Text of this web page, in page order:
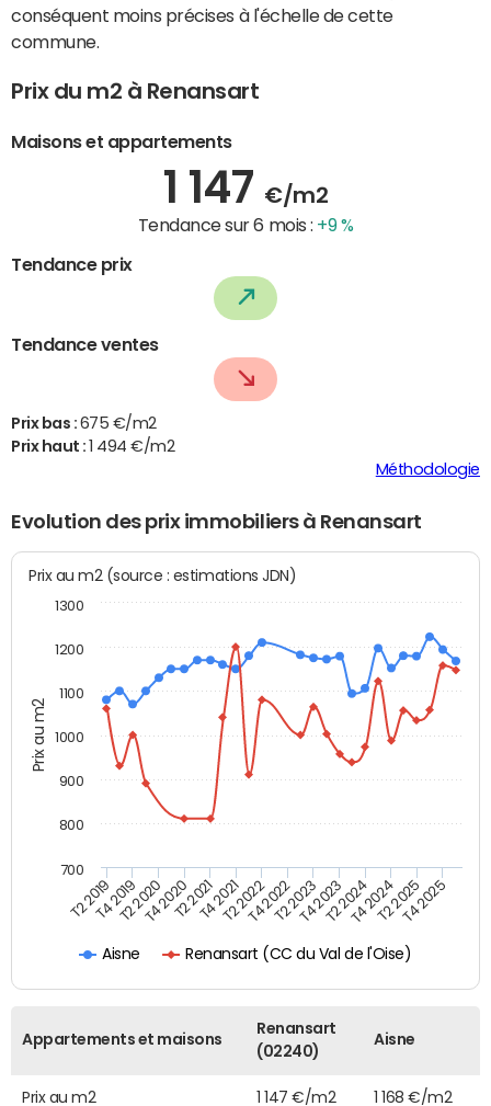
conséquent moins précises à l'échelle de cette
commune.
Prix du m2 à Renansart
Maisons et appartements
1 147 €/m2
Tendance sur 6 mois : +9 %
Tendance prix
Tendance ventes
Prix bas : 675 €/m2
Prix haut :
1 494 €/m2
Méthodologie
Evolution des prix immobiliers à Renansart
Prix au m2
Prix au m2 (source : estimations JDN)
Aisne Renansart (CC du Val de l'Oise)
T2 2019T4 2019T2 2020T4 2020T2 2021T4 2021T2 2022T4 2022T2 2023T4 2023T2 2024T4 2024T2 2025T4 2025
700
800
900
1000
1100
1200
1300
Appartements et maisons
Renansart
(02240)
Aisne
Prix au m2 1 147 €/m2 1 168 €/m2